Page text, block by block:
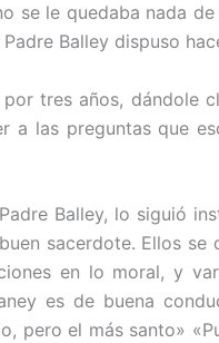
se le quedaba nada
Balley dispuso
tres años, dándole
a las preguntas que
Balley, lo siguió
sacerdote. Ellos
en lo moral, y
es de buena
pero el más santo»